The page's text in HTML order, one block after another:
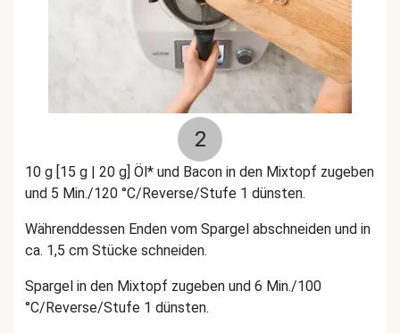
2
10 g [15 g | 20 g] Öl* und Bacon in den Mixtopf zugeben
und 5 Min./120 °C/Reverse/Stufe 1 dünsten.
Währenddessen Enden vom Spargel abschneiden und in
ca. 1,5 cm Stücke schneiden.
Spargel in den Mixtopf zugeben und 6 Min./100
°C/Reverse/Stufe 1 dünsten.